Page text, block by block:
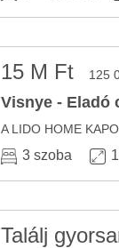
15 M Ft 125
Visnye - Eladó
3 szoba
Találj